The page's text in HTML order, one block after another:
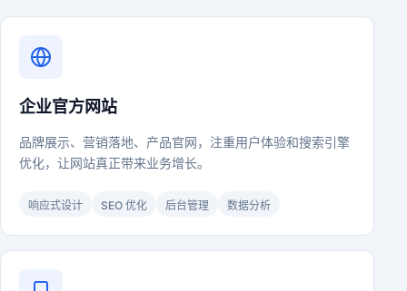
企业官方网站
品牌展示、营销落地、产品官网，注重用户体验和搜索引擎
优化，让网站真正带来业务增长。
响应式设计 SEO 优化 后台管理 数据分析